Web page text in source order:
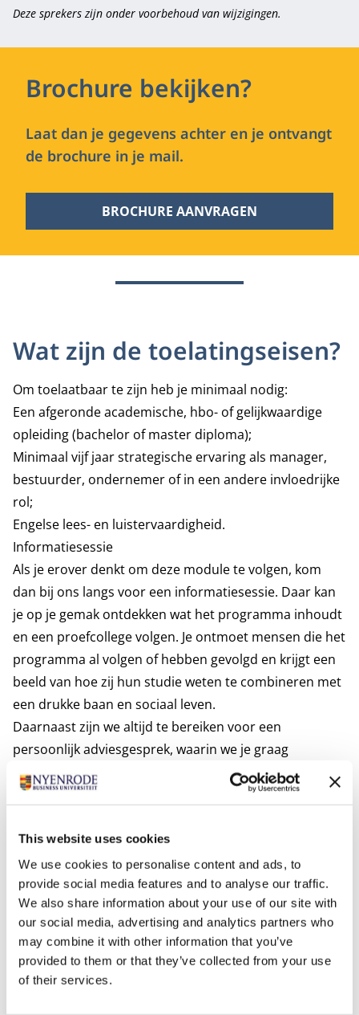
This website uses cookies
We use cookies to personalise content and ads, to
provide social media features and to analyse our traffic.
We also share information about your use of our site with
our social media, advertising and analytics partners who
may combine it with other information that you’ve
provided to them or that they’ve collected from your use
of their services.
Deze sprekers zijn onder voorbehoud van wijzigingen.
Brochure bekijken?
Laat dan je gegevens achter en je ontvangt
de brochure in je mail.
BROCHURE AANVRAGEN
Wat zijn de toelatingseisen?
Om toelaatbaar te zijn heb je minimaal nodig:
Een afgeronde academische, hbo- of gelijkwaardige
opleiding (bachelor of master diploma);
Minimaal vijf jaar strategische ervaring als manager,
bestuurder, ondernemer of in een andere invloedrijke
rol;
Engelse lees- en luistervaardigheid.
Informatiesessie
Als je erover denkt om deze module te volgen, kom
dan bij ons langs voor een informatiesessie. Daar kan
je op je gemak ontdekken wat het programma inhoudt
en een proefcollege volgen. Je ontmoet mensen die het
programma al volgen of hebben gevolgd en krijgt een
beeld van hoe zij hun studie weten te combineren met
een drukke baan en sociaal leven.
Daarnaast zijn we altijd te bereiken voor een
persoonlijk adviesgesprek, waarin we je graag
adviseren en alle vragen beantwoorden.
Meld je aan
Technology? Meld je dan meteen aan. Na de
aanmelding ontvang je per e-mail wat er nodig is om je
inschrijving definitief te maken.
Introductiebijeenkomst
Is dit je eerste module? Dan word je uitgenodigd voor
de Introductiebijeenkomst voor nieuwe deelnemers.
Deze is in maart 2027 van 15:00 - 18:15 uur (exclusief